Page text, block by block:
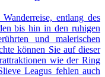
entlang des
bis hin in den ruhigen
und malerischen
können Sie auf dieser
wie der Ring
Leagus fehlen auch